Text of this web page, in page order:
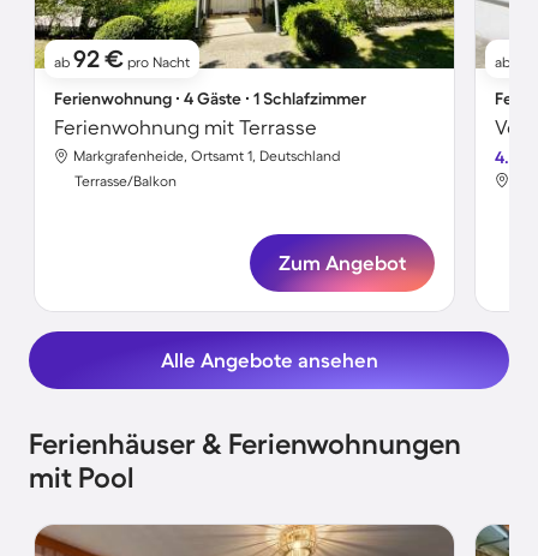
ab 92 € pro Nacht
Ferienwohnung ∙ 4 Gäste ∙ 1 Schlafzimmer
Ferienwohnung mit Terrasse
Markgrafenheide, Ortsamt 1, Deutschland
Terrasse/Balkon
Zum Angebot
ab
4.5
Alle Angebote ansehen
Ferienhäuser & Ferienwohnungen
mit Pool